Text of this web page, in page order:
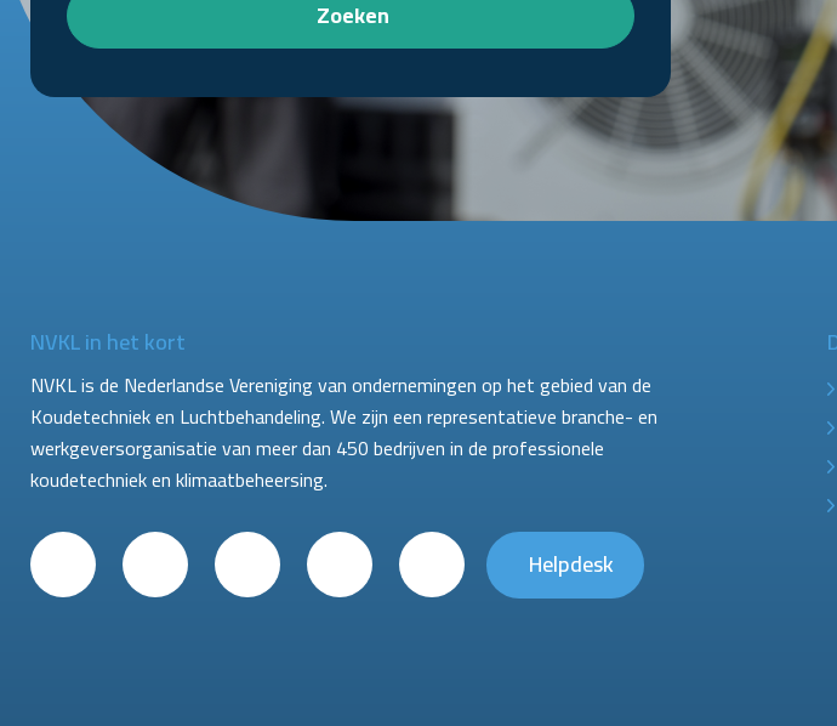
Zoeken
NVKL in het kort
NVKL is de Nederlandse Vereniging van ondernemingen op het gebied van de
Koudetechniek en Luchtbehandeling. We zijn een representatieve branche- en
werkgeversorganisatie van meer dan 450 bedrijven in de professionele
koudetechniek en klimaatbeheersing.
Helpdesk